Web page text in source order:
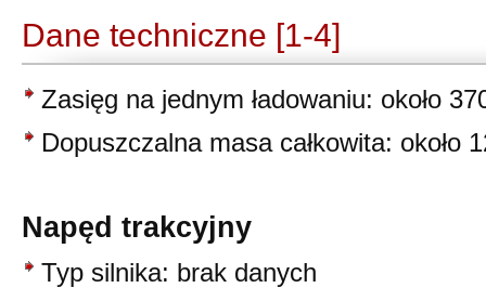
Dane techniczne [1-4]
Zasięg na jednym ładowaniu: około
Dopuszczalna masa całkowita: około
Napęd trakcyjny
Typ silnika: brak danych